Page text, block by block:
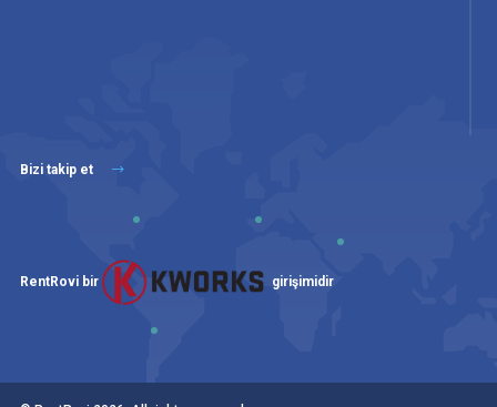
Bizi takip et
RentRovi bir girişimidir